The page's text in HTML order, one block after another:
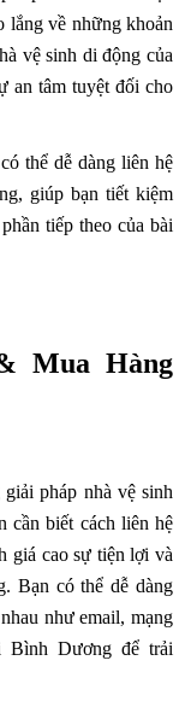
lắng về những khoản
vệ sinh di động của
an tâm tuyệt đối cho
thể dễ dàng liên hệ
giúp bạn tiết kiệm
tiếp theo của bài
Mua Hàng
pháp nhà vệ sinh
cần biết cách liên hệ
giá cao sự tiện lợi và
Bạn có thể dễ dàng
như email, mạng
Bình Dương để trải